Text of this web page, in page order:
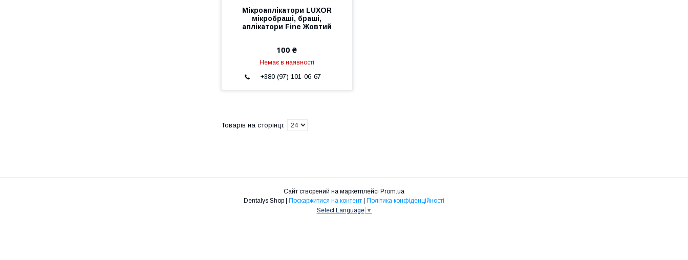
Мікроаплікатори LUXOR
мікробраші, браші,
аплікатори Fine Жовтий
100 ₴
Немає в наявності
+380 (97) 101-06-67
Сайт створений на маркетплейсі Prom.ua
Поскаржитися на контент
Політика конфіденційності
Select Language ▼